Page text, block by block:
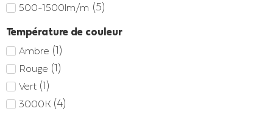
500-1500lm/m (5)
Température de couleur
Ambre (1)
Rouge (1)
Vert (1)
3000K (4)